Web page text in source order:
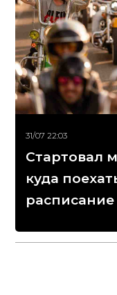
31/07 22:03
Стартовал
куда